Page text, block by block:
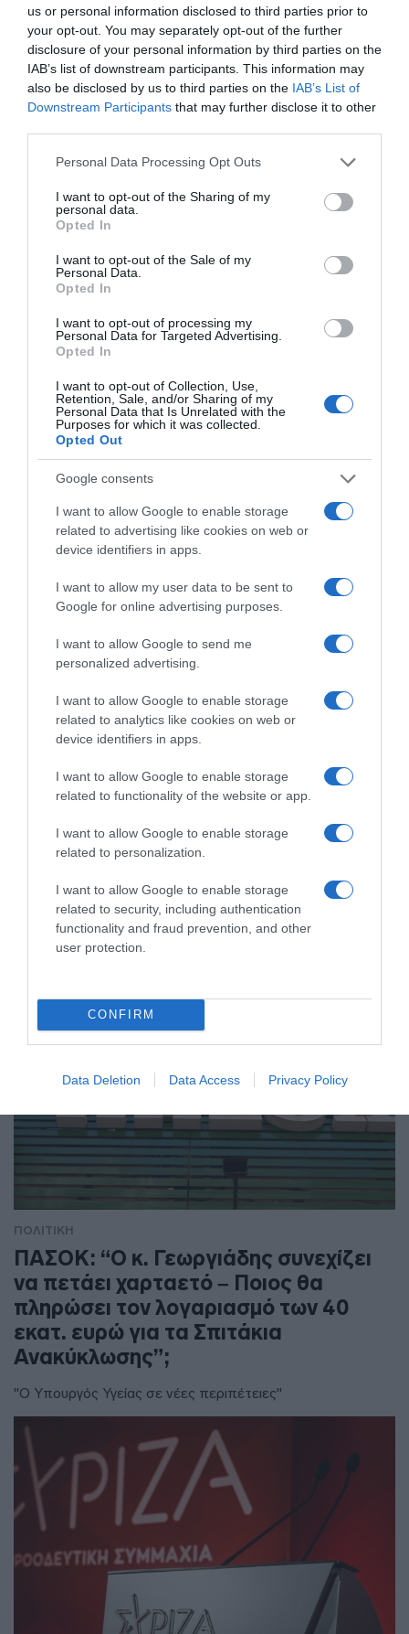
us or personal information disclosed to third parties prior to
your opt-out. You may separately opt-out of the further
disclosure of your personal information by third parties on the
IAB’s list of downstream participants. This information may
also be disclosed by us to third parties on the IAB’s List of
Downstream Participants that may further disclose it to other
Please note that this website/app uses one or more Google
not limited to your visit or usage behaviour. You may click to
grant or deny consent to Google and its third-party tags to
use your data for below specified purposes in below Google
consent section.
Personal Data Processing Opt Outs
I want to opt-out of the Sharing of my
personal data.
Opted In
I want to opt-out of the Sale of my
Personal Data.
Opted In
I want to opt-out of processing my
Personal Data for Targeted Advertising.
Opted In
I want to opt-out of Collection, Use,
Retention, Sale, and/or Sharing of my
Personal Data that Is Unrelated with the
Purposes for which it was collected.
Opted Out
Google consents
I want to allow Google to enable storage
related to advertising like cookies on web or
device identifiers in apps.
I want to allow my user data to be sent to
Google for online advertising purposes.
I want to allow Google to send me
personalized advertising.
I want to allow Google to enable storage
related to analytics like cookies on web or
device identifiers in apps.
I want to allow Google to enable storage
related to functionality of the website or app.
I want to allow Google to enable storage
related to personalization.
I want to allow Google to enable storage
related to security, including authentication
functionality and fraud prevention, and other
user protection.
CONFIRM
Data Deletion Data Access Privacy Policy
ΠΟΛΙΤΙΚΗ
ΠΑΣΟΚ: “Έκθεση – κόλαφος του
κυβέρνησης”
"Η Ελλάδα καταγράφει τη χειρότερη επίδοση"
ΠΟΛΙΤΙΚΗ
ΠΑΣΟΚ: “Ο κ. Γεωργιάδης συνεχίζει
να πετάει χαρταετό – Ποιος θα
πληρώσει τον λογαριασμό των 40
εκατ. ευρώ για τα Σπιτάκια
Ανακύκλωσης”;
"Ο Υπουργός Υγείας σε νέες περιπέτειες"